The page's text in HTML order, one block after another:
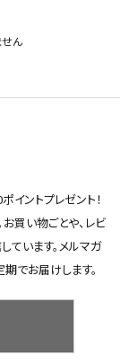
ん
イントプレゼント！
買い物ごとや、レビ
ています。メルマガ
でお届けします。